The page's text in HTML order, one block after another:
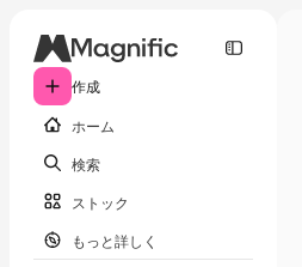
作成
ホーム
検索
ストック
もっと詳しく